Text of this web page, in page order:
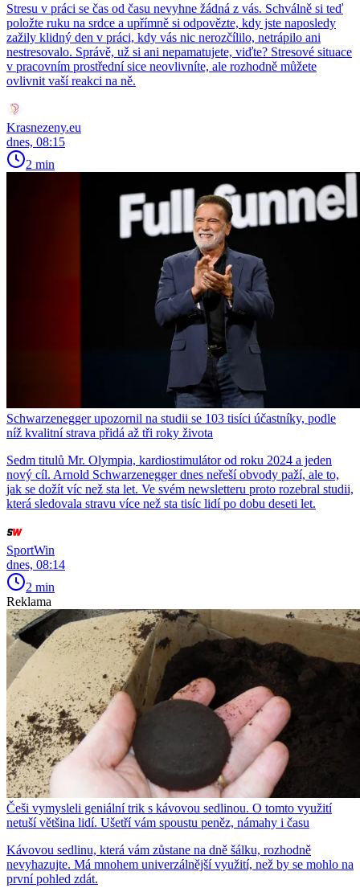
Stresu v práci se čas od času nevyhne žádná z vás. Schválně si teď
položte ruku na srdce a upřímně si odpovězte, kdy jste naposledy
zažily klidný den v práci, kdy vás nic nerozčílilo, netrápilo ani
nestresovalo. Správě, už si ani nepamatujete, viďte? Stresové situace
v pracovním prostřední sice neovlivníte, ale rozhodně můžete
ovlivnit vaší reakci na ně.
Krasnezeny.eu
dnes, 08:15
2 min
Schwarzenegger upozornil na studii se 103 tisíci účastníky, podle
níž kvalitní strava přidá až tři roky života
Sedm titulů Mr. Olympia, kardiostimulátor od roku 2024 a jeden
nový cíl. Arnold Schwarzenegger dnes neřeší obvody paží, ale to,
jak se dožít víc než sta let. Ve svém newsletteru proto rozebral studii,
která sledovala stravu více než sta tisíc lidí po dobu deseti let.
SportWin
dnes, 08:14
2 min
Reklama
Češi vymysleli geniální trik s kávovou sedlinou. O tomto využití
netuší většina lidí. Ušetří vám spoustu peněz, námahy i času
Kávovou sedlinu, která vám zůstane na dně šálku, rozhodně
nevyhazujte. Má mnohem univerzálnější využití, než by se mohlo na
první pohled zdát.